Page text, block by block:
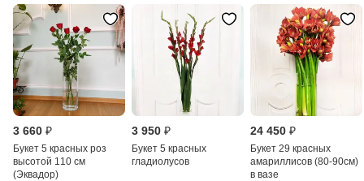
3 660 ₽
Букет 5 красных роз
высотой 110 см
(Эквадор)
3 950 ₽
Букет 5 красных
гладиолусов
24 450 ₽
Букет 29 красных
амариллисов (80-90см)
в вазе